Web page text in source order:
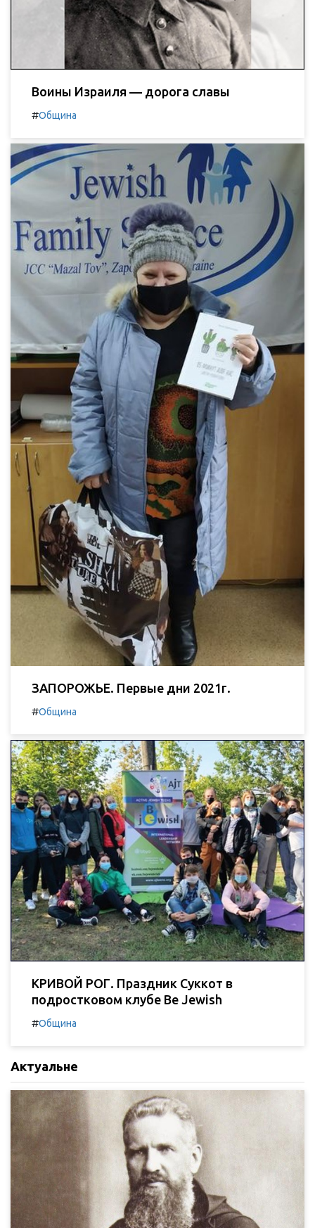
Воины Израиля — дорога славы
#Община
ЗАПОРОЖЬЕ. Первые дни 2021г.
#Община
КРИВОЙ РОГ. Праздник Суккот в
подростковом клубе Be Jewish
#Община
Актуальне